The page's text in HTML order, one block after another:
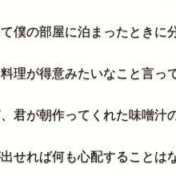
僕の部屋に泊まったときに
理が得意みたいなこと言っ
君が朝作ってくれた味噌汁
せれば何も心配することは